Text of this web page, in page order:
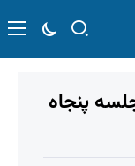
جلسه پنجاه